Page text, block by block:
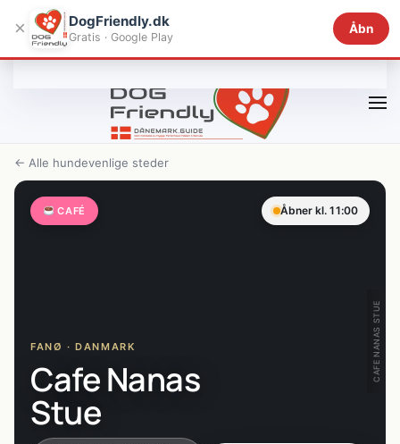
Gå til hovedindhold
× DogFriendly.dk
Gratis · Google Play
Åbn
← Alle hundevenlige steder
CAFÉ Åbner kl. 11:00
FANØ · DANMARK
Cafe Nanas
Stue
CAFE NANAS STUE